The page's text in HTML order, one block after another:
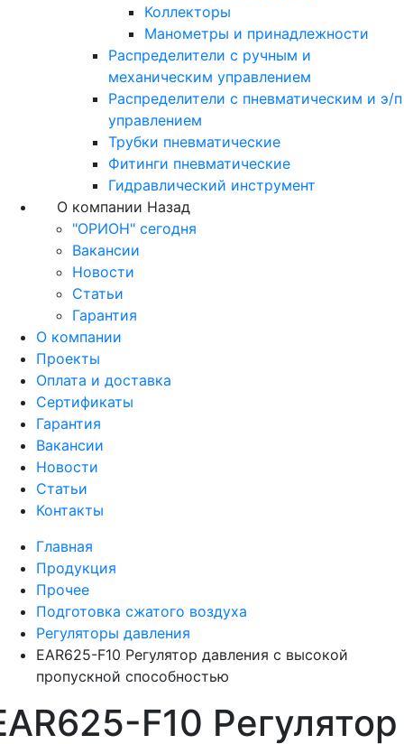
Коллекторы
Манометры и принадлежности
Распределители с ручным и
механическим управлением
Распределители с пневматическим и э/п
управлением
Трубки пневматические
Фитинги пневматические
Гидравлический инструмент
О компании Назад
"ОРИОН" сегодня
Вакансии
Новости
Статьи
Гарантия
О компании
Проекты
Оплата и доставка
Сертификаты
Гарантия
Вакансии
Новости
Статьи
Контакты
Главная
Продукция
Прочее
Подготовка сжатого воздуха
Регуляторы давления
EAR625-F10 Регулятор давления с высокой
пропускной способностью
F10 Регулятор